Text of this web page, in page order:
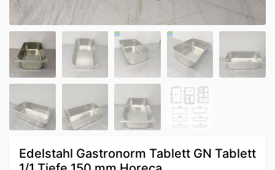
Edelstahl Gastronorm Tablett GN Tablett